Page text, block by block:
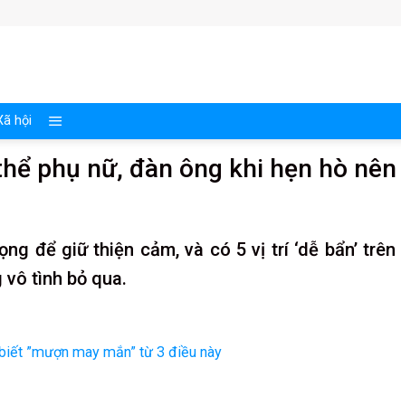
hội
phụ nữ, đàn ông khi hẹn hò nên
để giữ thiện cảm, và có 5 vị trí ‘dễ bẩn’
tình bỏ qua.
”mượn may mắn” từ 3 điều này